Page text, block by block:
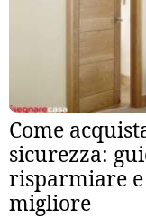
Come
sicurezza:
risparmiare
migliore